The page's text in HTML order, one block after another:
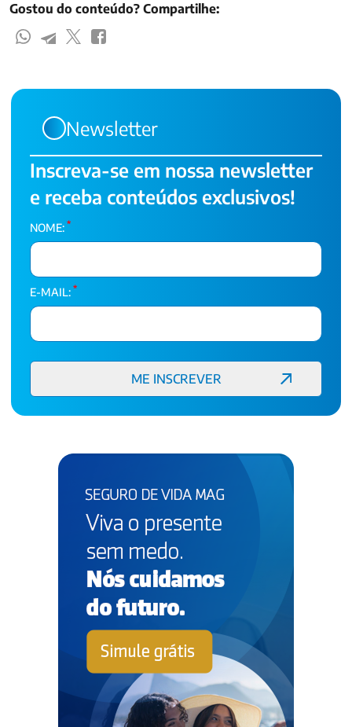
Gostou do conteúdo? Compartilhe:
Newsletter
Inscreva-se em nossa newsletter
e receba conteúdos exclusivos!
NOME: *
E-MAIL: *